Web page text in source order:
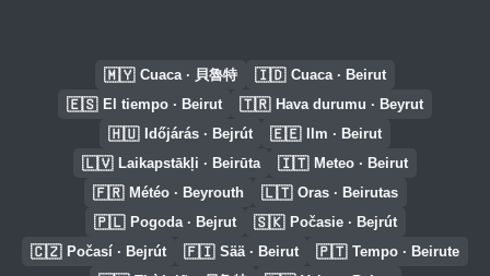
🇲🇾 Cuaca · 貝魯特 🇮🇩 Cuaca · Beirut
🇪🇸 El tiempo · Beirut 🇹🇷 Hava durumu · Beyrut
🇭🇺 Időjárás · Bejrút 🇪🇪 Ilm · Beirut
🇱🇻 Laikapstākļi · Beirūta 🇮🇹 Meteo · Beirut
🇫🇷 Météo · Beyrouth 🇱🇹 Oras · Beirutas
🇵🇱 Pogoda · Bejrut 🇸🇰 Počasie · Bejrút
🇨🇿 Počasí · Bejrút 🇫🇮 Sää · Beirut 🇵🇹 Tempo · Beirute